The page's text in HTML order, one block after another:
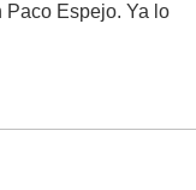
Paco Espejo. Ya lo